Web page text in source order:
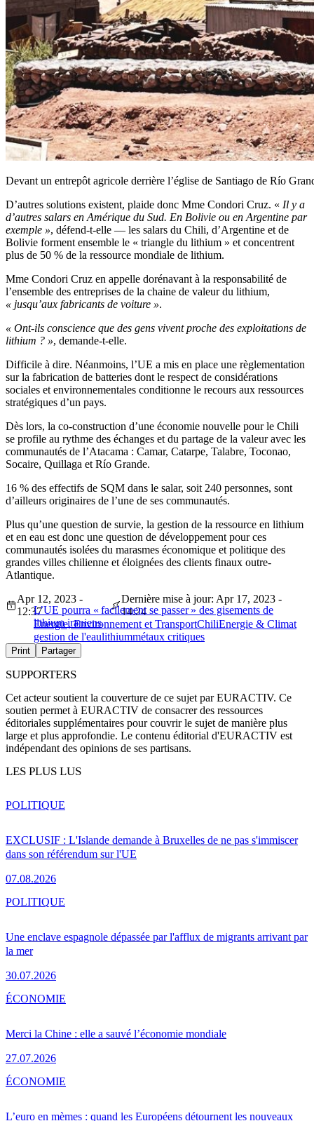
Devant un entrepôt agricole derrière l’église de Santiago de Río
D’autres solutions existent, plaide donc Mme Condori Cruz. « Il y a
d’autres salars en Amérique du Sud. En Bolivie ou en Argentine par
exemple », défend-t-elle — les salars du Chili, d’Argentine et de
Bolivie forment ensemble le « triangle du lithium » et concentrent
plus de 50 % de la ressource mondiale de lithium.
Mme Condori Cruz en appelle dorénavant à la responsabilité de
l’ensemble des entreprises de la chaine de valeur du lithium,
« jusqu’aux fabricants de voiture ».
« Ont-ils conscience que des gens vivent proche des exploitations de
lithium ? », demande-t-elle.
Difficile à dire. Néanmoins, l’UE a mis en place une règlementation
sur la fabrication de batteries dont le respect de considérations
sociales et environnementales conditionne le recours aux ressources
stratégiques d’un pays.
Dès lors, la co-construction d’une économie nouvelle pour le Chili
se profile au rythme des échanges et du partage de la valeur avec les
communautés de l’Atacama : Camar, Catarpe, Talabre, Toconao,
Socaire, Quillaga et Río Grande.
16 % des effectifs de SQM dans le salar, soit 240 personnes, sont
d’ailleurs originaires de l’une de ses communautés.
Plus qu’une question de survie, la gestion de la ressource en lithium
et en eau est donc une question de développement pour ces
communautés isolées du marasmes économique et politique des
grandes villes chilienne et éloignées des clients finaux outre-
Atlantique.
L’UE pourra « facilement se passer » des gisements de
lithium iraniens
Apr 12, 2023 -
12:37
Dernière mise à jour: Apr 17, 2023 -
14:24
Energie, Environnement et TransportChiliEnergie & Climat
gestion de l'eaulithiummétaux critiques
Print Partager
SUPPORTERS
Cet acteur soutient la couverture de ce sujet par EURACTIV. Ce
soutien permet à EURACTIV de consacrer des ressources
éditoriales supplémentaires pour couvrir le sujet de manière plus
large et plus approfondie. Le contenu éditorial d'EURACTIV est
indépendant des opinions de ses partisans.
LES PLUS LUS
EXCLUSIF : L'Islande demande à Bruxelles de ne pas s'immiscer
dans son référendum sur l'UE
07.08.2026
POLITIQUE
Une enclave espagnole dépassée par l'afflux de migrants arrivant par
la mer
30.07.2026
POLITIQUE
Merci la Chine : elle a sauvé l’économie mondiale
27.07.2026
ÉCONOMIE
L’euro en mèmes : quand les Européens détournent les nouveaux
ÉCONOMIE